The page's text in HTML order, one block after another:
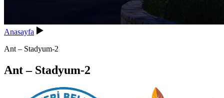
Anasayfa
Ant – Stadyum-2
Ant – Stadyum-2